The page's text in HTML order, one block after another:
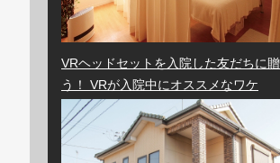
VRヘッドセットを入院した友だちに
う！ VRが入院中にオススメなワケ